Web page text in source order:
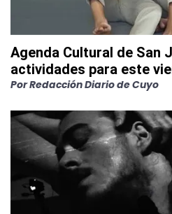
Agenda Cultural de San
actividades para este
PorRedacción Diario de Cuyo